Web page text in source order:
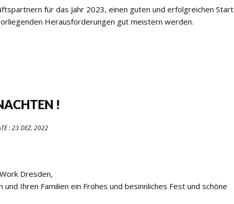
für das Jahr 2023, einen guten und erfolgreichen Start
Herausforderungen gut meistern werden.
!
:23 DEZ. 2022
Dresden,
Ihren Familien ein Frohes und besinnliches Fest und schöne